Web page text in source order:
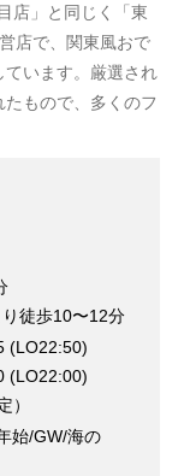
店」と同じく「東
店で、関東風おで
ています。厳選され
もので、多くのフ
歩10〜12分
(LO22:50)
始/GW/海の